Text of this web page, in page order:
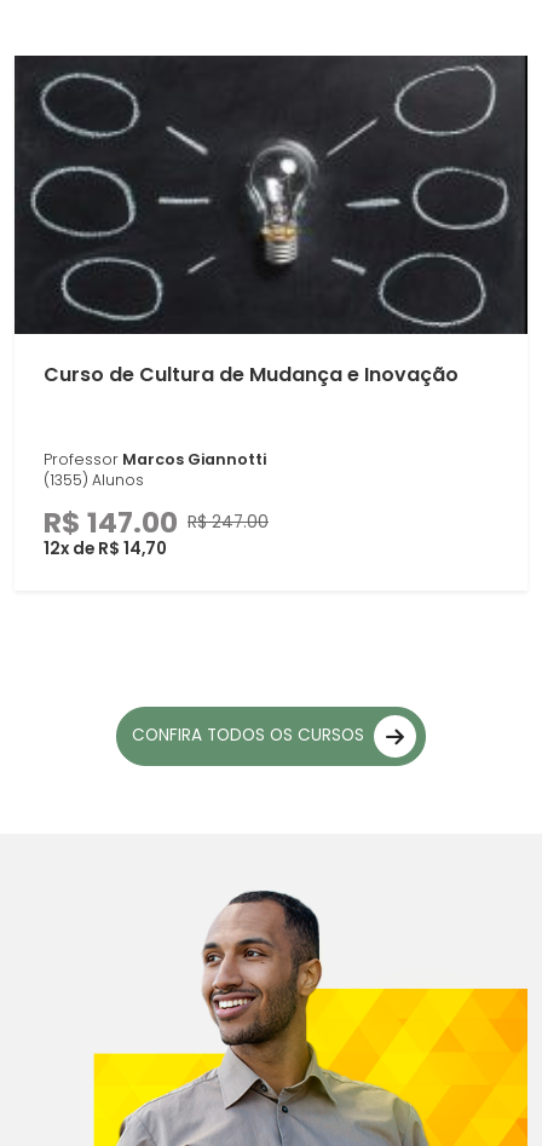
Curso de Cultura de Mudança e Inovação
Professor Marcos Giannotti
(1355) Alunos
R$ 147.00 R$ 247.00
12x de R$ 14,70
CONFIRA TODOS OS CURSOS